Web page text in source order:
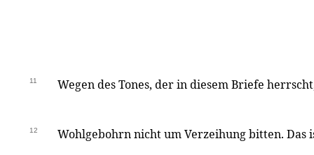
11 Wegen des Tones, der in diesem Briefe
12 Wohlgebohrn nicht um Verzeihung bitten. Das